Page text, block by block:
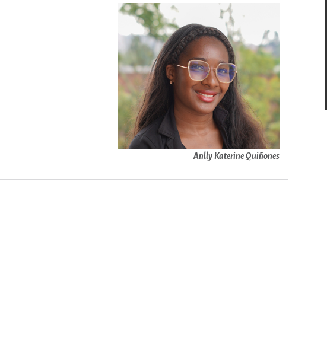
Anlly Katerine Quiñones